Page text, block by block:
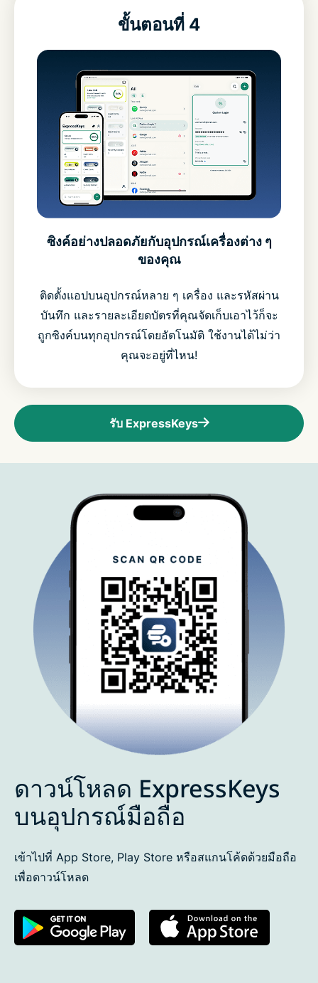
ขั้นตอนที่ 4
ซิงค์อย่างปลอดภัยกับอุปกรณ์เครื่องต่าง ๆ
ของคุณ
ติดตั้งแอปบนอุปกรณ์หลาย ๆ เครื่อง และรหัสผ่าน
บันทึก และรายละเอียดบัตรที่คุณจัดเก็บเอาไว้ก็จะ
ถูกซิงค์บนทุกอุปกรณ์โดยอัตโนมัติ ใช้งานได้ไม่ว่า
คุณจะอยู่ที่ไหน!
รับ ExpressKeys
ดาวน์โหลด ExpressKeys
บนอุปกรณ์มือถือ
เข้าไปที่ App Store, Play Store หรือสแกนโค้ดด้วยมือถือ
เพื่อดาวน์โหลด